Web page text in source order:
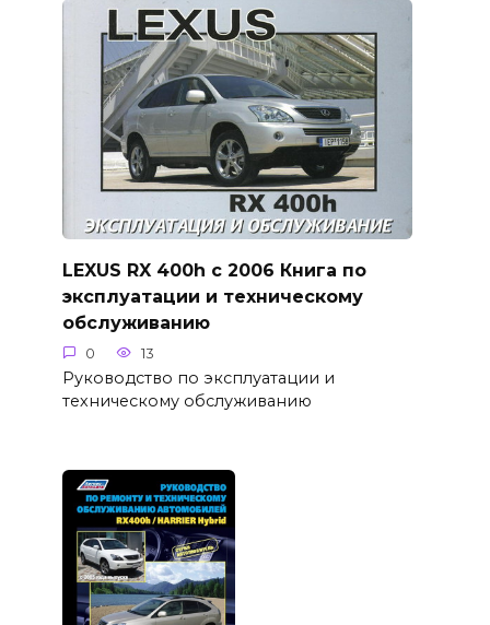
LEXUS RX 400h с 2006 Книга по
эксплуатации и техническому
обслуживанию
0 13
Руководство по эксплуатации и
техническому обслуживанию